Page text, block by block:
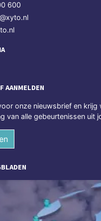
600
AANMELDEN
onze nieuwsbrief en krijg
van alle gebeurtenissen uit